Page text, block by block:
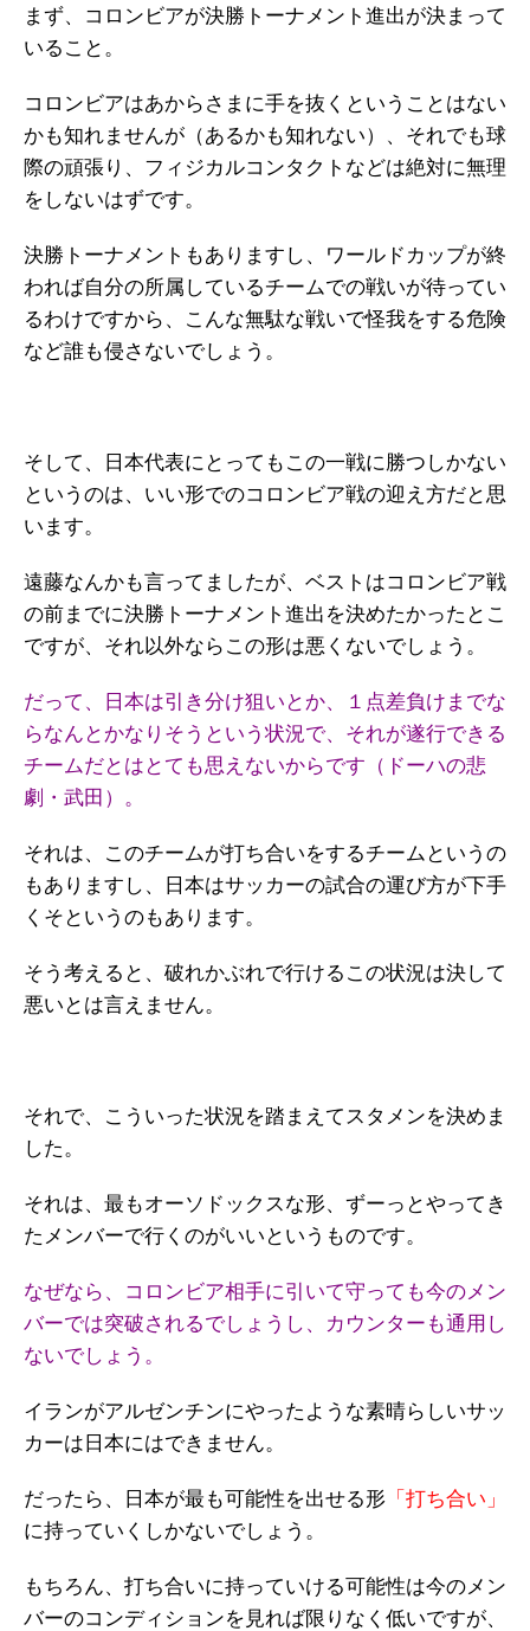
まず、コロンビアが決勝トーナメント進出が決まって
いること。
コロンビアはあからさまに手を抜くということはない
かも知れませんが（あるかも知れない）、それでも球
際の頑張り、フィジカルコンタクトなどは絶対に無理
をしないはずです。
決勝トーナメントもありますし、ワールドカップが終
われば自分の所属しているチームでの戦いが待ってい
るわけですから、こんな無駄な戦いで怪我をする危険
など誰も侵さないでしょう。
そして、日本代表にとってもこの一戦に勝つしかない
というのは、いい形でのコロンビア戦の迎え方だと思
います。
遠藤なんかも言ってましたが、ベストはコロンビア戦
の前までに決勝トーナメント進出を決めたかったとこ
ですが、それ以外ならこの形は悪くないでしょう。
だって、日本は引き分け狙いとか、１点差負けまでな
らなんとかなりそうという状況で、それが遂行できる
チームだとはとても思えないからです（ドーハの悲
劇・武田）。
それは、このチームが打ち合いをするチームというの
もありますし、日本はサッカーの試合の運び方が下手
くそというのもあります。
そう考えると、破れかぶれで行けるこの状況は決して
悪いとは言えません。
それで、こういった状況を踏まえてスタメンを決めま
した。
それは、最もオーソドックスな形、ずーっとやってき
たメンバーで行くのがいいというものです。
なぜなら、コロンビア相手に引いて守っても今のメン
バーでは突破されるでしょうし、カウンターも通用し
ないでしょう。
イランがアルゼンチンにやったような素晴らしいサッ
カーは日本にはできません。
だったら、日本が最も可能性を出せる形 「打ち合い」
に持っていくしかないでしょう。
もちろん、打ち合いに持っていける可能性は今のメン
バーのコンディションを見れば限りなく低いですが、